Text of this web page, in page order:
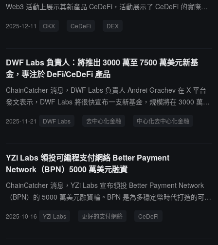
Web3 活動上展示其新產品 CeDeFi，活動展示了 CeDeFi 的實際應
和 X Layer 上的代幣。通過使用現有的 OKX 餘額無縫訪問 DEX 市
2025-12-11 OKX CeDeFi DEX
DWF Labs 負責人：將推出 3000 萬至 7500 萬美元新基
金，專注於 DeFi/CeDeFi 產品
ChainCatcher 消息，DWF Labs 負責人 Andrei Grachev 在 X 平台
發文表示，DWF Labs 將很快宣布一支新基金，規模將在 3000 萬至
產品。
2025-11-21 DWF Labs 去中心化金融 中心化去中心化金融
YZi Labs 領投可編程支付網絡 Better Payment
Network（BPN）5000 萬美元融資
ChainCatcher 消息，YZi Labs 宣布領投 Better Payment Network
（BPN）的 5000 萬美元融資輪。BPN 是為多穩定幣時代打造的可編
融基礎設施------將穩定幣置於核心、原生構建於高性能鏈上，並採用
2025-10-16 YZi Labs 更好的支付網絡 CeDeFi